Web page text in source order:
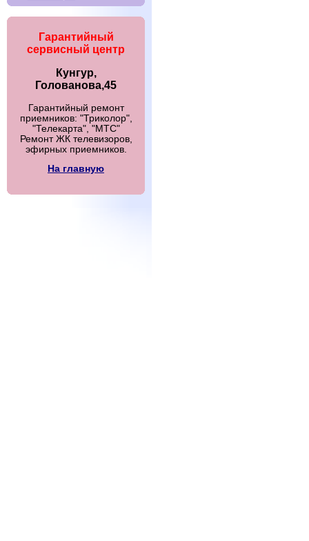
Гарантийный
сервисный центр
Кунгур,
Голованова,45
Гарантийный ремонт
приемников: "Триколор",
"Телекарта", "МТС"
Ремонт ЖК телевизоров,
эфирных приемников.
На главную